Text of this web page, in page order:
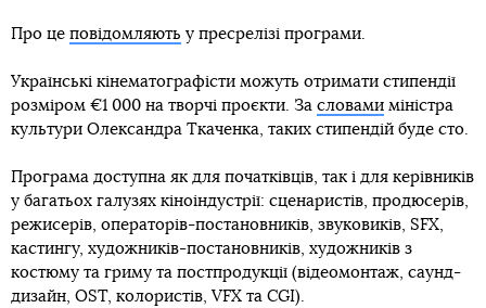
Про це повідомляють у пресрелізі програми.
Українські кінематографісти можуть отримати стипендії
розміром €1 000 на творчі проєкти. За словами міністра
культури Олександра Ткаченка, таких стипендій буде сто.
Програма доступна як для початківців, так і для керівників
у багатьох галузях кіноіндустрії: сценаристів, продюсерів,
режисерів, операторів-постановників, звуковиків, SFX,
кастингу, художників-постановників, художників з
костюму та гриму та постпродукції (відеомонтаж, саунд-
дизайн, OST, колористів, VFX та CGI).